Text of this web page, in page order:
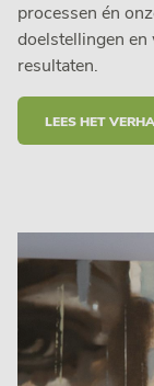
processen én
doelstellingen en
resultaten.
LEES HET